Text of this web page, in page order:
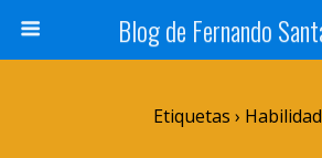
Blog de Fernando
Etiquetas ›